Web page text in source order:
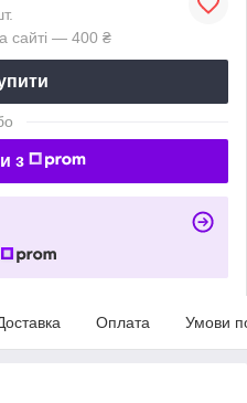
сайті — 400 ₴
з
Оплата Умови